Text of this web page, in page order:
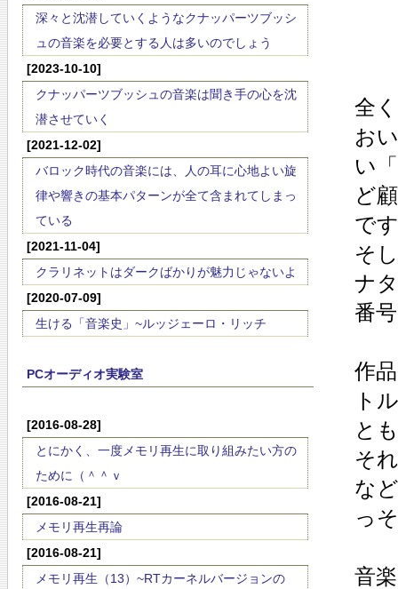
深々と沈潜していくようなクナッパーツブッシ
ュの音楽を必要とする人は多いのでしょう
[2023-10-10]
クナッパーツブッシュの音楽は聞き手の心を沈
潜させていく
[2021-12-02]
バロック時代の音楽には、人の耳に心地よい旋
律や響きの基本パターンが全て含まれてしまっ
ている
[2021-11-04]
クラリネットはダークばかりが魅力じゃないよ
[2020-07-09]
生ける「音楽史」~ルッジェーロ・リッチ
PCオーディオ実験室
[2016-08-28]
とにかく、一度メモリ再生に取り組みたい方の
ために（＾＾ｖ
[2016-08-21]
メモリ再生再論
[2016-08-21]
メモリ再生（13）~RTカーネルバージョンの
全
お
い
ど
で
そ
ナ
番
作
ト
と
そ
な
っ
音